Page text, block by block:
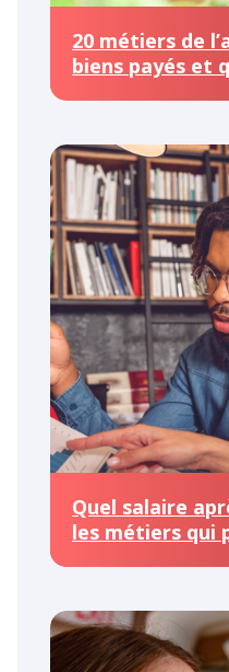
20 métiers de
biens payés et
Quel salaire
les métiers qui